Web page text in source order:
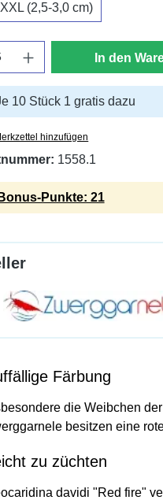
(2,5-3,0 cm)
In den
10 Stück 1 gratis dazu
hinzufügen
1558.1
Bonus-Punkte: 21
Färbung
die Weibchen
besitzen eine
zu züchten
davidi "Red fire"